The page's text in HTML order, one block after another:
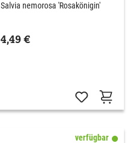
Salvia nemorosa 'Rosakönigin'
4,49 €
verfügbar